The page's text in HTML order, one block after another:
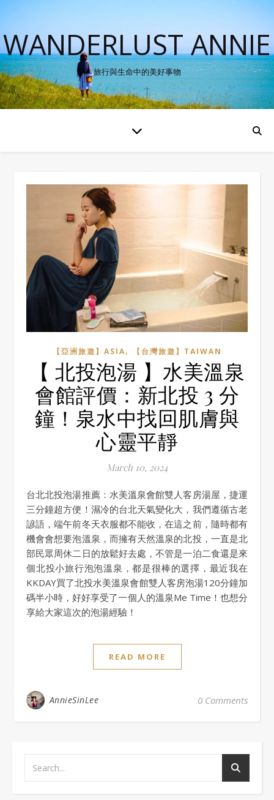
WANDERLUST ANNIE
旅行與生命中的美好事物
【亞洲旅遊】ASIA, 【台灣旅遊】TAIWAN
【 北投泡湯 】水美溫泉
會館評價：新北投 3 分
鐘！泉水中找回肌膚與
心靈平靜
March 10, 2024
台北北投泡湯推薦：水美溫泉會館雙人客房湯屋，捷運
三分鐘超方便！濕冷的台北天氣變化大，我們遵循古老
諺語，端午前冬天衣服都不能收，在這之前，隨時都有
機會會想要泡溫泉，而擁有天然溫泉的北投，一直是北
部民眾周休二日的放鬆好去處，不管是一泊二食還是來
個北投小旅行泡泡溫泉，都是很棒的選擇，最近我在
KKDAY買了北投水美溫泉會館雙人客房泡湯120分鐘加
碼半小時，好好享受了一個人的溫泉Me Time！也想分
享給大家這次的泡湯經驗！
READ MORE
AnnieSinLee 0 Comments